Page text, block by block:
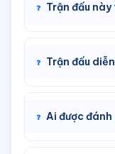
Trận đấu
Trận đấu
Ai được